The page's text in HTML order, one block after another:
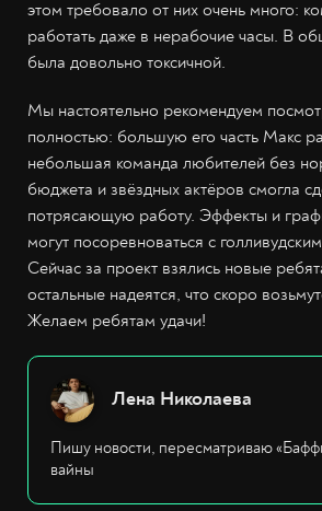
этом требовало от них очень много:
работать даже в нерабочие часы. В
была довольно токсичной.
Мы настоятельно рекомендуем
полностью: большую его часть Макс
небольшая команда любителей без
бюджета и звёздных актёров смогла
потрясающую работу. Эффекты и
могут посоревноваться с
Сейчас за проект взялись новые
остальные надеятся, что скоро
Желаем ребятам удачи!
Лена Николаева
Пишу новости, пересматриваю
вайны